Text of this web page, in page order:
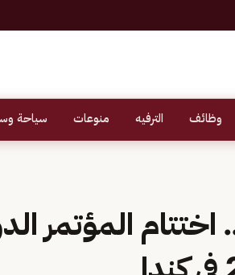
وظائف الترفيه منوعات سياحة
المؤتمر